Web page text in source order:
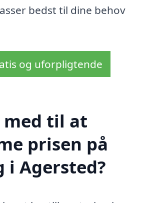
bedst til dine behov
og uforpligtende
med til at
prisen på
i Agersted?